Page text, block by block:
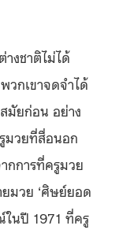
งชาติไม่ได้
วกเขาจดจำได้
มัยก่อน อย่าง
มวยที่สื่อนอก
กการที่ครูมวย
มวย ‘ศิษย์ยอด
ในปี 1971 ที่ครู